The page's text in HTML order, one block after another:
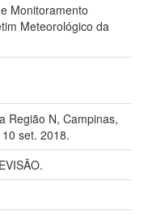
Monitoramento
Meteorológico da
Região N, Campinas,
set. 2018.